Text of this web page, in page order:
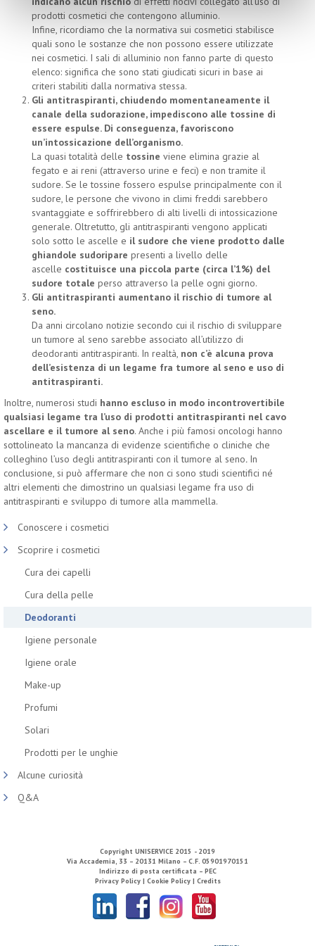
prodotti cosmetici che contengono alluminio.
Infine, ricordiamo che la normativa sui cosmetici stabilisce
quali sono le sostanze che non possono essere utilizzate
nei cosmetici. I sali di alluminio non fanno parte di questo
elenco: significa che sono stati giudicati sicuri in base ai
criteri stabiliti dalla normativa stessa.
Gli antitraspiranti, chiudendo momentaneamente il
canale della sudorazione, impediscono alle tossine di
essere espulse. Di conseguenza, favoriscono
un’intossicazione dell’organismo.
La quasi totalità delle tossine viene elimina grazie al
fegato e ai reni (attraverso urine e feci) e non tramite il
sudore. Se le tossine fossero espulse principalmente con il
sudore, le persone che vivono in climi freddi sarebbero
svantaggiate e soffrirebbero di alti livelli di intossicazione
generale. Oltretutto, gli antitraspiranti vengono applicati
solo sotto le ascelle e il sudore che viene prodotto dalle
ghiandole sudoripare presenti a livello delle
ascelle costituisce una piccola parte (circa l’1%) del
sudore totale perso attraverso la pelle ogni giorno.
Gli antitraspiranti aumentano il rischio di tumore al
seno.
Da anni circolano notizie secondo cui il rischio di sviluppare
un tumore al seno sarebbe associato all’utilizzo di
deodoranti antitraspiranti. In realtà, non c’è alcuna prova
dell’esistenza di un legame fra tumore al seno e uso di
antitraspiranti.
Inoltre, numerosi studi hanno escluso in modo incontrovertibile
qualsiasi legame tra l’uso di prodotti antitraspiranti nel cavo
ascellare e il tumore al seno. Anche i più famosi oncologi hanno
sottolineato la mancanza di evidenze scientifiche o cliniche che
colleghino l’uso degli antitraspiranti con il tumore al seno. In
conclusione, si può affermare che non ci sono studi scientifici né
altri elementi che dimostrino un qualsiasi legame fra uso di
antitraspiranti e sviluppo di tumore alla mammella.
Conoscere i cosmetici
Scoprire i cosmetici
Cura dei capelli
Cura della pelle
Deodoranti
Igiene personale
Igiene orale
Make-up
Profumi
Solari
Prodotti per le unghie
Alcune curiosità
Q&A
Copyright UNISERVICE 2015 - 2019
Via Accademia, 33 – 20131 Milano – C.F. 05901970151
Indirizzo di posta certificata – PEC
Privacy Policy | Cookie Policy | Credits